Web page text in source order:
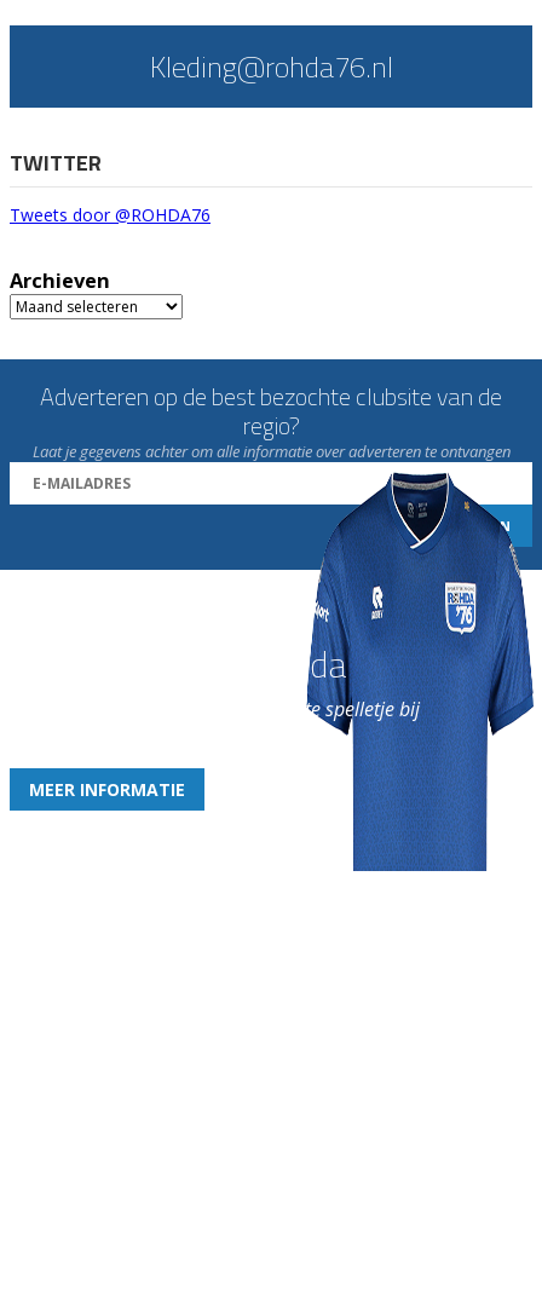
Kleding@rohda76.nl
TWITTER
Tweets door @ROHDA76
Archieven
Archieven
Adverteren op de best bezochte clubsite van de
regio?
Laat je gegevens achter om alle informatie over adverteren te ontvangen
Word nu lid van Rohda
en geniet iedere week van het leukste spelletje bij
MEER INFORMATIE